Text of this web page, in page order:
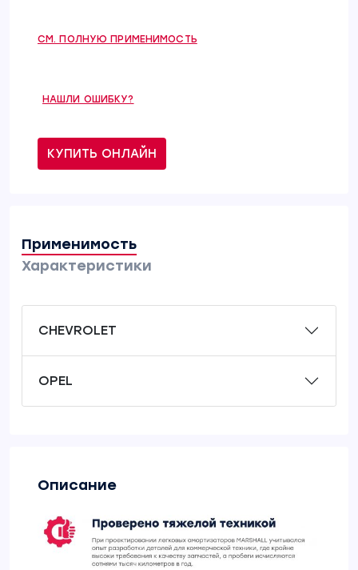
СМ. ПОЛНУЮ ПРИМЕНИМОСТЬ
НАШЛИ ОШИБКУ?
КУПИТЬ ОНЛАЙН
Применимость
Характеристики
CHEVROLET
OPEL
Описание